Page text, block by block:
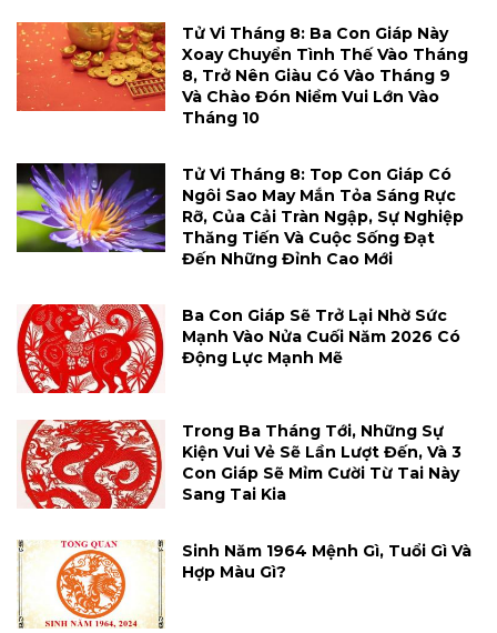
Tử Vi Tháng 8: Ba Con Giáp Này
Xoay Chuyển Tình Thế Vào Tháng
8, Trở Nên Giàu Có Vào Tháng 9
Và Chào Đón Niềm Vui Lớn Vào
Tháng 10
Tử Vi Tháng 8: Top Con Giáp Có
Ngôi Sao May Mắn Tỏa Sáng Rực
Rỡ, Của Cải Tràn Ngập, Sự Nghiệp
Thăng Tiến Và Cuộc Sống Đạt
Đến Những Đỉnh Cao Mới
Ba Con Giáp Sẽ Trở Lại Nhờ Sức
Mạnh Vào Nửa Cuối Năm 2026 Có
Động Lực Mạnh Mẽ
Trong Ba Tháng Tới, Những Sự
Kiện Vui Vẻ Sẽ Lần Lượt Đến, Và 3
Con Giáp Sẽ Mỉm Cười Từ Tai Này
Sang Tai Kia
Sinh Năm 1964 Mệnh Gì, Tuổi Gì Và
Hợp Màu Gì?